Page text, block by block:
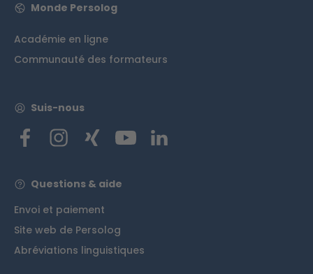
Monde Persolog
Académie en ligne
Communauté des formateurs
Suis-nous
Questions & aide
Envoi et paiement
Site web de Persolog
Abréviations linguistiques